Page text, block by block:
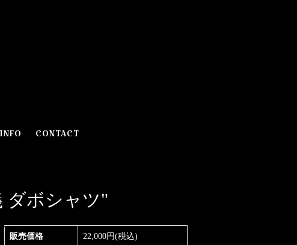
CONTACT
ダボシャツ"
販売価格 22,000円(税込)